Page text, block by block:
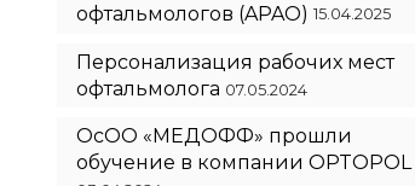
офтальмологов (APAO) 15.04.2025
Персонализация рабочих мест
офтальмолога 07.05.2024
ОсОО «МЕДОФФ» прошли
обучение в компании OPTOPOL